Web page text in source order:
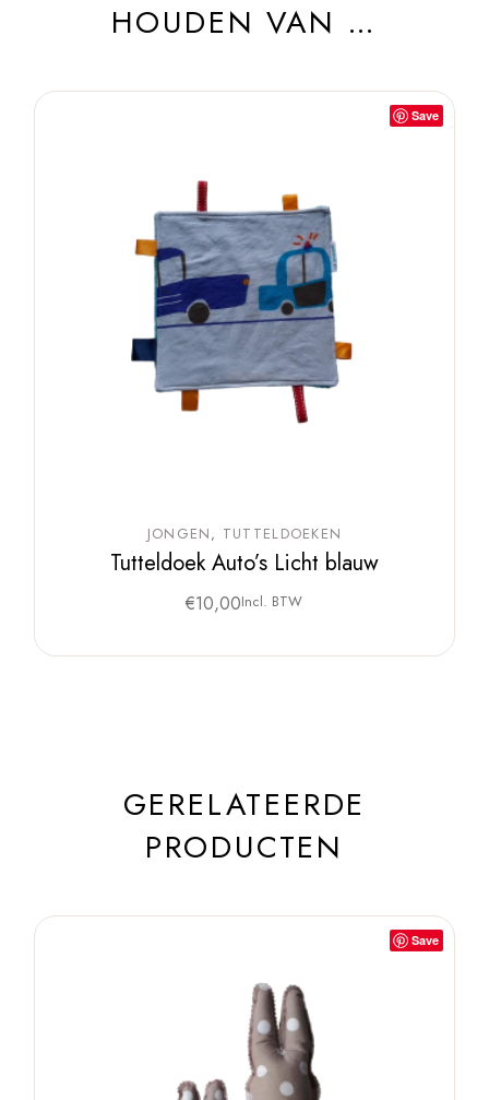
HOUDEN VAN …
Save
JONGEN TUTTELDOEKEN
Tutteldoek Auto’s Licht blauw
€10,00Incl. BTW
GERELATEERDE
PRODUCTEN
Save